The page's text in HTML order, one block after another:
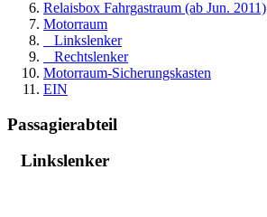
Relaisbox Fahrgastraum (ab Jun. 2011)
Motorraum
Linkslenker
Rechtslenker
Motorraum-Sicherungskasten
EIN
Passagierabteil
Linkslenker